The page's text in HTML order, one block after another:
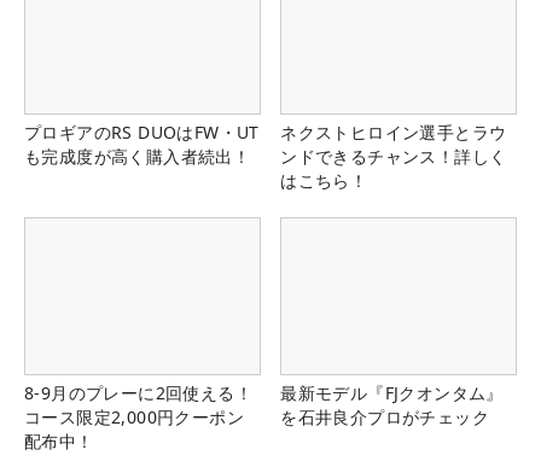
プロギアのRS DUOはFW・UT
も完成度が高く購入者続出！
ネクストヒロイン選手とラウ
ンドできるチャンス！詳しく
はこちら！
8-9月のプレーに2回使える！
コース限定2,000円クーポン
配布中！
最新モデル『FJクオンタム』
を石井良介プロがチェック